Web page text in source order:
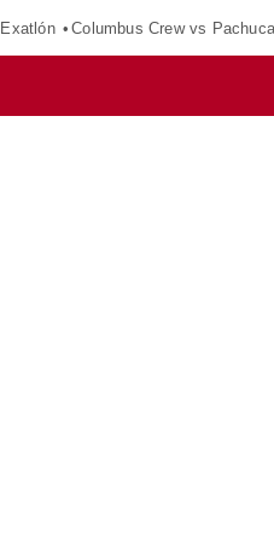
Exatlón Columbus Crew vs Pachuca